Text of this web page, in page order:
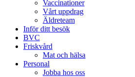
Vaccinationer
Vårt uppdrag
Äldreteam
Inför ditt besök
BVC
Friskvård
Mat och hälsa
Personal
Jobba hos oss